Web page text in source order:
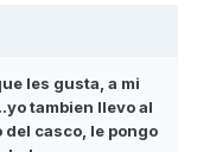
les gusta, a mi
tambien llevo al
casco, le pongo